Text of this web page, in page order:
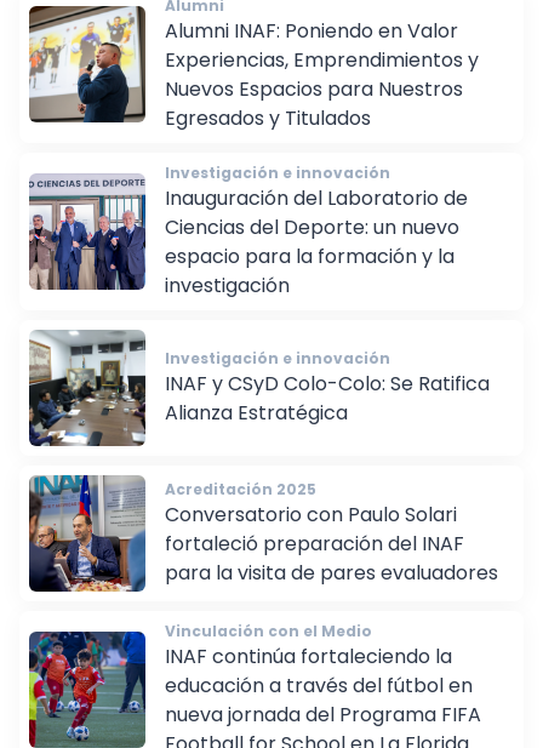
Alumni
Alumni INAF: Poniendo en Valor
Experiencias, Emprendimientos y
Nuevos Espacios para Nuestros
Egresados y Titulados
Investigación e innovación
Inauguración del Laboratorio de
Ciencias del Deporte: un nuevo
espacio para la formación y la
investigación
Investigación e innovación
INAF y CSyD Colo-Colo: Se Ratifica
Alianza Estratégica
Acreditación 2025
Conversatorio con Paulo Solari
fortaleció preparación del INAF
para la visita de pares evaluadores
Vinculación con el Medio
INAF continúa fortaleciendo la
educación a través del fútbol en
nueva jornada del Programa FIFA